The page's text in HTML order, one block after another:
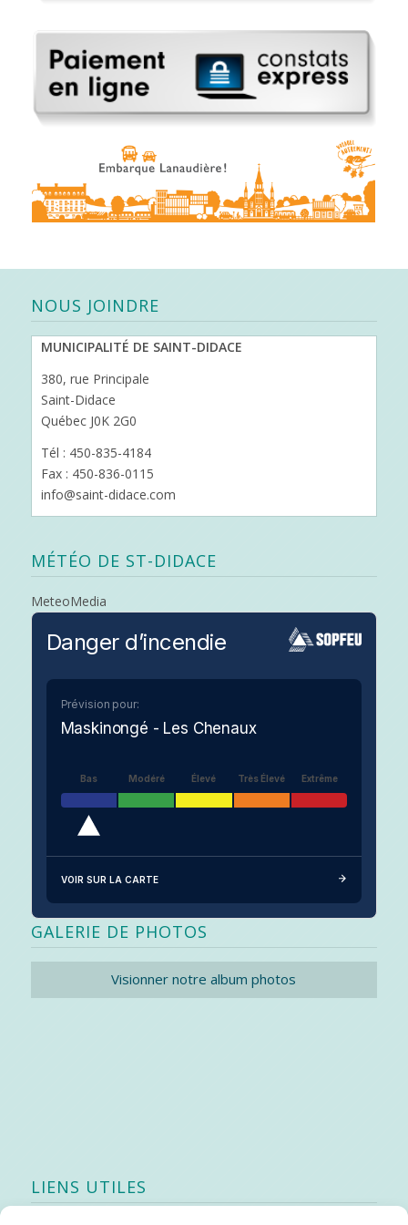
NOUS JOINDRE
MUNICIPALITÉ DE SAINT-DIDACE
380, rue Principale
Saint-Didace
Québec J0K 2G0
Tél : 450-835-4184
Fax : 450-836-0115
info@saint-didace.com
MÉTÉO DE ST-DIDACE
MeteoMedia
Danger d’incendie
Prévision pour:
Maskinongé - Les Chenaux
Bas Modéré Élevé Très Élevé Extrême
VOIR SUR LA CARTE
GALERIE DE PHOTOS
Visionner notre album photos
LIENS UTILES